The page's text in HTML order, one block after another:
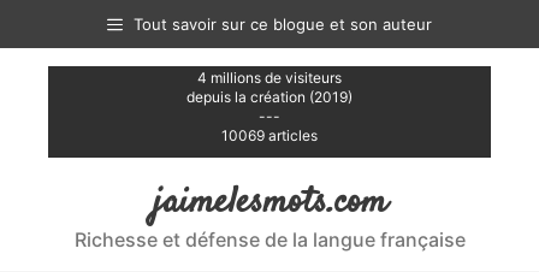
contenu
Tout savoir sur ce blogue et son auteur
4 millions de visiteurs
depuis la création (2019)
---
10069 articles
jaimelesmots.com
Richesse et défense de la langue française